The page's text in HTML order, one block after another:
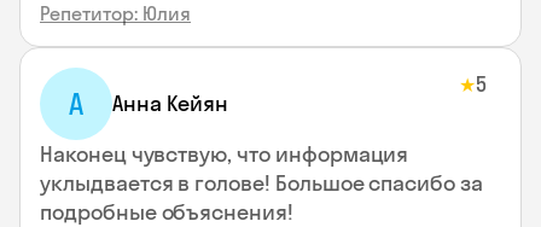
Репетитор: Юлия
А Анна Кейян
★5
Наконец чувствую, что информация
уклыдвается в голове! Большое спасибо за
подробные объяснения!